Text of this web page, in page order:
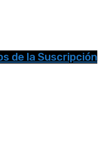
de la Suscripción